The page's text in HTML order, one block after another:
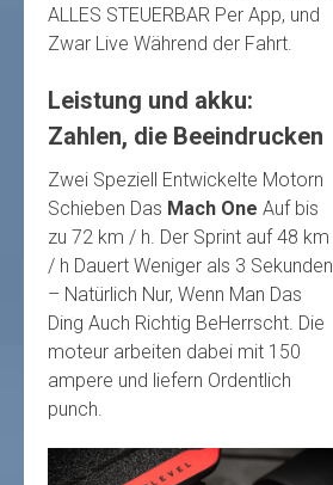
ALLES STEUERBAR Per App, und
Zwar Live Während der Fahrt.
Leistung und akku:
Zahlen, die Beeindrucken
Zwei Speziell Entwickelte Motorn
Schieben Das Mach One Auf bis
zu 72 km / h. Der Sprint auf 48 km
/ h Dauert Weniger als 3 Sekunden
– Natürlich Nur, Wenn Man Das
Ding Auch Richtig BeHerrscht. Die
moteur arbeiten dabei mit 150
ampere und liefern Ordentlich
punch.